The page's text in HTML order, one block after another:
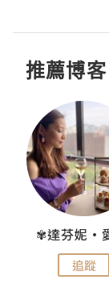
推薦博客
追蹤